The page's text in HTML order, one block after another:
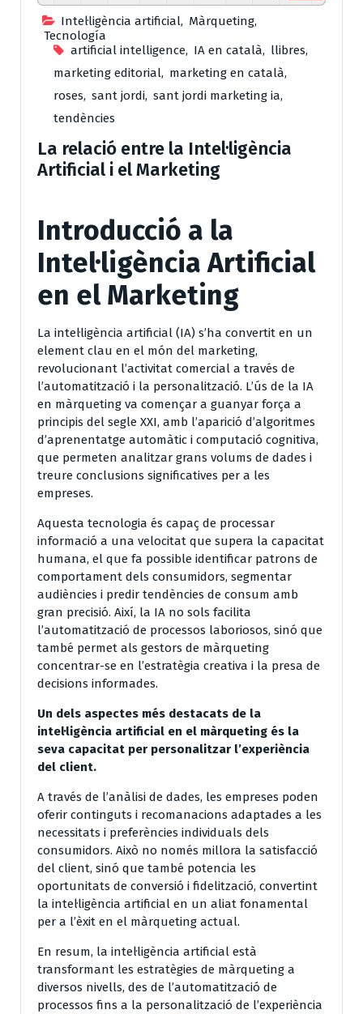
Intel·ligència artificial, Màrqueting,
Tecnología
artificial intelligence, IA en català, llibres,
marketing editorial, marketing en català,
roses, sant jordi, sant jordi marketing ia,
tendències
La relació entre la Intel·ligència
Artificial i el Marketing
Introducció a la
Intel·ligència Artificial
en el Marketing
La intel·ligència artificial (IA) s’ha convertit en un
element clau en el món del marketing,
revolucionant l’activitat comercial a través de
l’automatització i la personalització. L’ús de la IA
en màrqueting va començar a guanyar força a
principis del segle XXI, amb l’aparició d’algoritmes
d’aprenentatge automàtic i computació cognitiva,
que permeten analitzar grans volums de dades i
treure conclusions significatives per a les
empreses.
Aquesta tecnologia és capaç de processar
informació a una velocitat que supera la capacitat
humana, el que fa possible identificar patrons de
comportament dels consumidors, segmentar
audiències i predir tendències de consum amb
gran precisió. Així, la IA no sols facilita
l’automatització de processos laboriosos, sinó que
també permet als gestors de màrqueting
concentrar-se en l’estratègia creativa i la presa de
decisions informades.
Un dels aspectes més destacats de la
intel·ligència artificial en el màrqueting és la
seva capacitat per personalitzar l’experiència
del client.
A través de l’anàlisi de dades, les empreses poden
oferir continguts i recomanacions adaptades a les
necessitats i preferències individuals dels
consumidors. Això no només millora la satisfacció
del client, sinó que també potencia les
oportunitats de conversió i fidelització, convertint
la intel·ligència artificial en un aliat fonamental
per a l’èxit en el màrqueting actual.
En resum, la intel·ligència artificial està
transformant les estratègies de màrqueting a
diversos nivells, des de l’automatització de
processos fins a la personalització de l’experiència